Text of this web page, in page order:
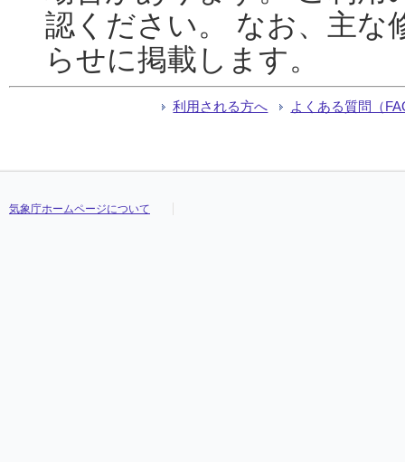
認ください。 なお、主な
らせに掲載します。
利用される方へ よくある質問（
気象庁ホームページについて